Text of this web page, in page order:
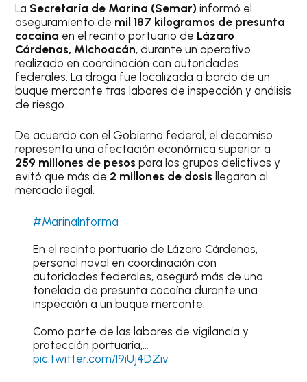
La Secretaría de Marina (Semar) informó el
aseguramiento de mil 187 kilogramos de presunta
cocaína en el recinto portuario de Lázaro
Cárdenas, Michoacán, durante un operativo
realizado en coordinación con autoridades
federales. La droga fue localizada a bordo de un
buque mercante tras labores de inspección y análisis
de riesgo.
De acuerdo con el Gobierno federal, el decomiso
representa una afectación económica superior a
259 millones de pesos para los grupos delictivos y
evitó que más de 2 millones de dosis llegaran al
mercado ilegal.
#MarinaInforma
En el recinto portuario de Lázaro Cárdenas,
personal naval en coordinación con
autoridades federales, aseguró más de una
tonelada de presunta cocaína durante una
inspección a un buque mercante.
Como parte de las labores de vigilancia y
protección portuaria,…
pic.twitter.com/I9iUj4DZiv